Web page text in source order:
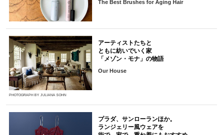
The Best Brushes for Aging Hair
PHOTOGRAPH BY JULIANA SOHN
アーティストたちと
ともに紡いでいく家
「メゾン・モナ」の物語
Our House
プラダ、サンローランほか。
ランジェリー風ウェアを